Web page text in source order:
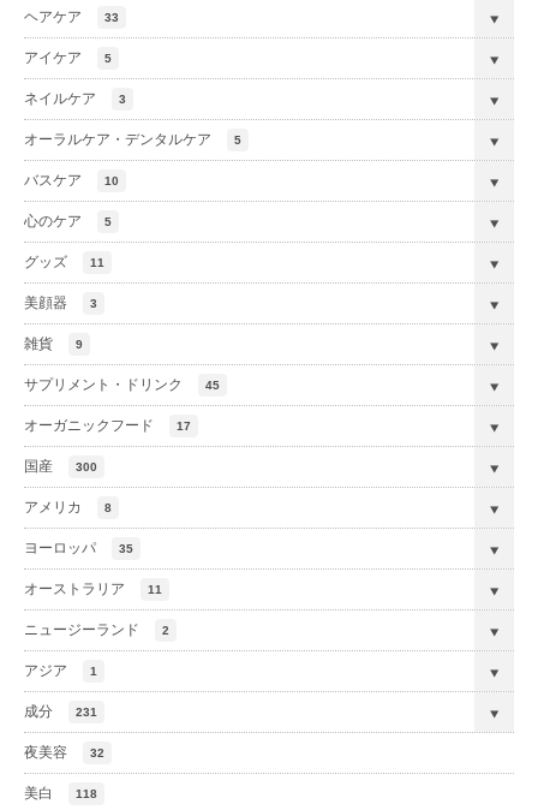
ヘアケア 33
アイケア 5
ネイルケア 3
オーラルケア・デンタルケア 5
バスケア 10
心のケア 5
グッズ 11
美顔器 3
雑貨 9
サプリメント・ドリンク 45
オーガニックフード 17
国産 300
アメリカ 8
ヨーロッパ 35
オーストラリア 11
ニュージーランド 2
アジア 1
成分 231
夜美容 32
美白 118